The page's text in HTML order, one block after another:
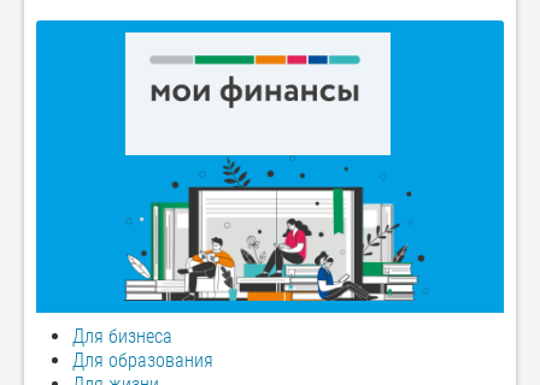
Для бизнеса
Для образования